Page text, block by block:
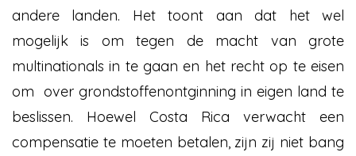
andere landen. Het toont aan dat het wel
mogelijk is om tegen de macht van grote
multinationals in te gaan en het recht op te eisen
om over grondstoffenontginning in eigen land te
beslissen. Hoewel Costa Rica verwacht een
compensatie te moeten betalen, zijn zij niet bang